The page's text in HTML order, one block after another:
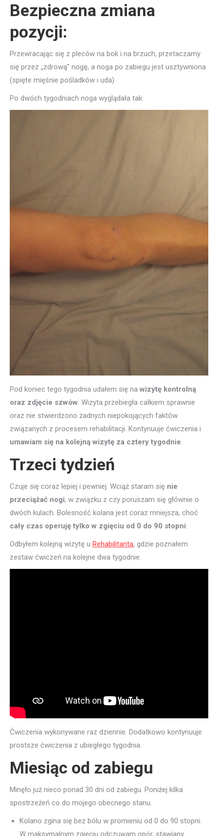
Bezpieczna zmiana
pozycji:
Przewracając się z pleców na bok i na brzuch, przetaczamy
się przez „zdrową” nogę, a noga po zabiegu jest usztywniona
(spięte mięśnie pośladków i uda)
Po dwóch tygodniach noga wyglądała tak:
Pod koniec tego tygodnia udałem się na wizytę kontrolną
oraz zdjęcie szwów. Wizyta przebiegła całkiem sprawnie
oraz nie stwierdzono żadnych niepokojących faktów
związanych z procesem rehabilitacji. Kontynuuje ćwiczenia i
umawiam się na kolejną wizytę za cztery tygodnie.
Trzeci tydzień
Czuje się coraz lepiej i pewniej. Wciąż staram się nie
przeciążać nogi, w związku z czy poruszam się głównie o
dwóch kulach. Bolesność kolana jest coraz mniejsza, choć
cały czas operuję tylko w zgięciu od 0 do 90 stopni.
Odbyłem kolejną wizytę u Rehabilitanta, gdzie poznałem
zestaw ćwiczeń na kolejne dwa tygodnie.
Ćwiczenia wykonywane raz dziennie. Dodatkowo kontynuuje
prostsze ćwiczenia z ubiegłego tygodnia.
Miesiąc od zabiegu
Minęło już nieco ponad 30 dni od zabiegu. Poniżej kilka
spostrzeżeń co do mojego obecnego stanu.
Kolano zgina się bez bólu w promieniu od 0 do 90 stopni.
W maksymalnym zgięciu odczuwam opór, stawiany